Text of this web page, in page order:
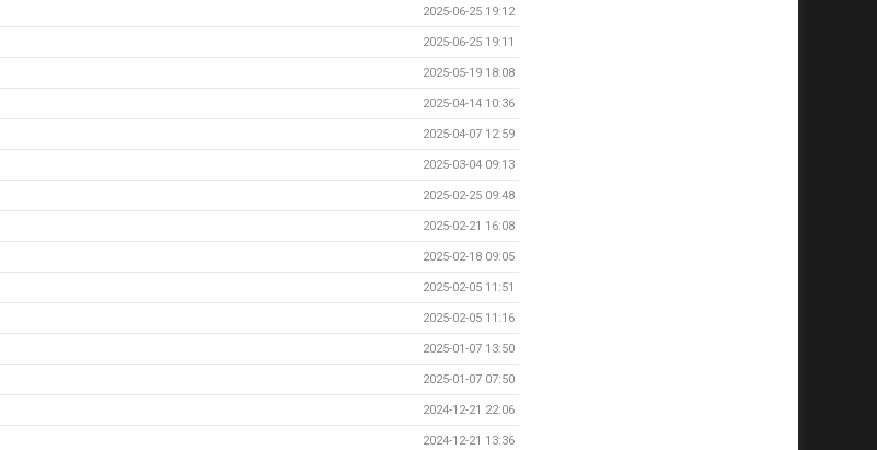
2025-06-25 19:12
2025-06-25 19:11
2025-05-19 18:08
2025-04-14 10:36
2025-04-07 12:59
2025-03-04 09:13
2025-02-25 09:48
2025-02-21 16:08
2025-02-18 09:05
2025-02-05 11:51
2025-02-05 11:16
2025-01-07 13:50
2025-01-07 07:50
2024-12-21 22:06
2024-12-21 13:36